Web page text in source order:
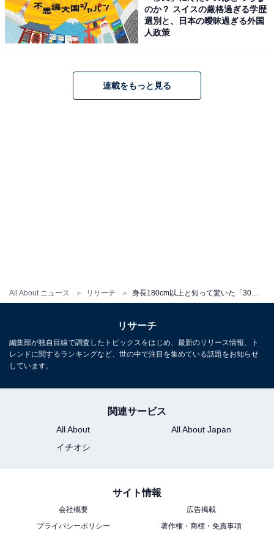
All About ニュース リサーチ
した。共演者と並ぶと高身長であることがよく分かりま
す」（30代女性／秋田県）、「顔が小さいからでしょう
か？細くて華奢でもあるので、そんなに身長があると感
中背の印象や細身のイメージが強く、180cm超えとは思
えない俳優が多かったためです」（40代男性／福岡
フリーライター及び編集補佐。スポーツの現場を取材する傍ら、テ
レビ好きが高じて複数のエンタメメディアでも執筆。中でもお笑
い・バラエティ番組を網羅的に視聴し、エンタメ関連の情報収集源
次ページ
のか？ スイスの厳格過ぎる学歴
選別と、日本の曖昧過ぎる外国
人政策
連載をもっと見る
リサーチ
編集部が独自目線で調査したトピックスをはじめ、最新のリリース情報、ト
レンドに関するランキングなど、世の中で注目を集めている話題をお知らせ
しています。
関連サービス
All About
All About Japan
イチオシ
サイト情報
会社概要
広告掲載
プライバシーポリシー
著作権・商標・免責事項